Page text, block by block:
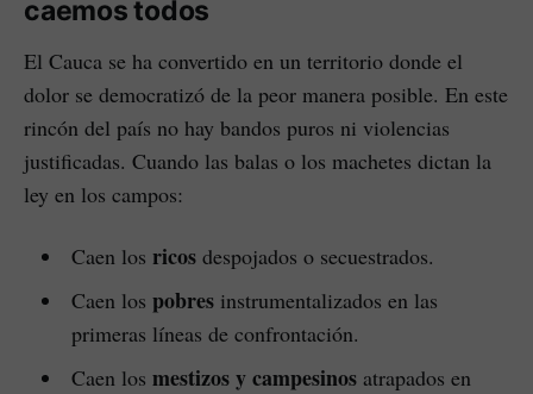
caemos todos
El Cauca se ha convertido en un territorio donde el
dolor se democratizó de la peor manera posible. En este
rincón del país no hay bandos puros ni violencias
justificadas. Cuando las balas o los machetes dictan la
ley en los campos:
Caen los ricosdespojados o secuestrados.
Caen los pobresinstrumentalizados en las
primeras líneas de confrontación.
Caen los mestizos y campesinosatrapados en